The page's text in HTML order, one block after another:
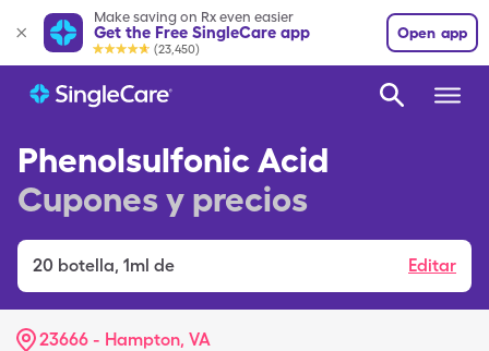
Make saving on Rx even easier
Get the Free SingleCare app
(23,450)
Open app
Phenolsulfonic Acid
Cupones y precios
20 botella, 1ml de Editar
23666 - Hampton, VA